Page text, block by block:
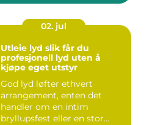
02. jul
Utleie lyd slik får du
profesjonell lyd uten å
kjøpe eget utstyr
God lyd løfter ethvert
arrangement, enten det
handler om en intim
bryllupsfest eller en stor